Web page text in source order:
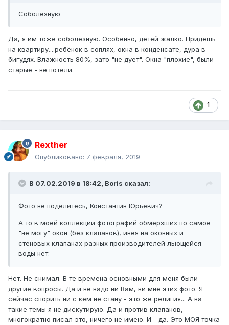
Соболезную
Да, я им тоже соболезную. Особенно, детей жалко. Придёшь
на квартиру....ребёнок в соплях, окна в конденсате, дура в
бигудях. Влажность 80%, зато "не дует". Окна "плохие", были
старые - не потели.
1
Rexther
Опубликовано: 7 февраля, 2019
В 07.02.2019 в 18:42, Boris сказал:
Фото не поделитесь, Константин Юрьевич?
А то в моей коллекции фотографий обмёрзших по самое
"не могу" окон (без клапанов), инея на оконных и
стеновых клапанах разных производителей льющейся
воды нет.
Нет. Не снимал. В те времена основными для меня были
другие вопросы. Да и не надо ни Вам, ни мне этих фото. Я
сейчас спорить ни с кем не стану - это же религия... А на
такие темы я не дискутирую. Да и против клапанов,
многократно писал это, ничего не имею. И - да. Это МОЯ точка